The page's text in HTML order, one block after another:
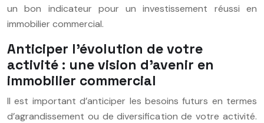
un bon indicateur pour un investissement réussi en
immobilier commercial.
Anticiper l’évolution de votre
activité : une vision d’avenir en
immobilier commercial
Il est important d’anticiper les besoins futurs en termes
d’agrandissement ou de diversification de votre activité.